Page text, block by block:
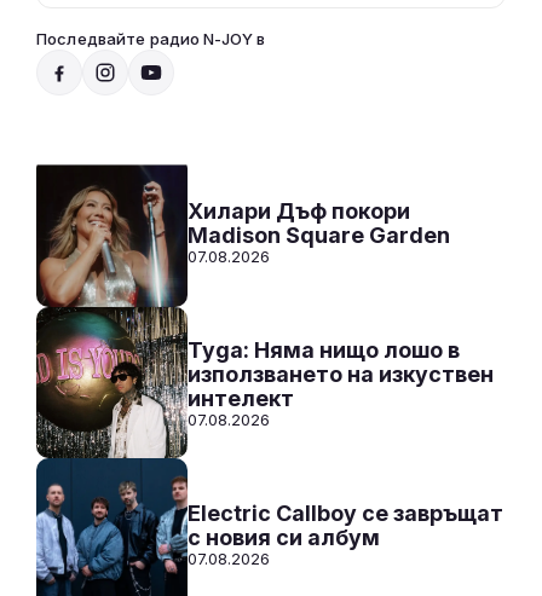
Последвайте радио N-JOY в
СЛУШАЙ
00:00 - 12:00
Хилари Дъф покори
Madison Square Garden
07.08.2026
Tyga: Няма нищо лошо в
използването на изкуствен
интелект
07.08.2026
Electric Callboy се завръщат
с новия си албум
07.08.2026